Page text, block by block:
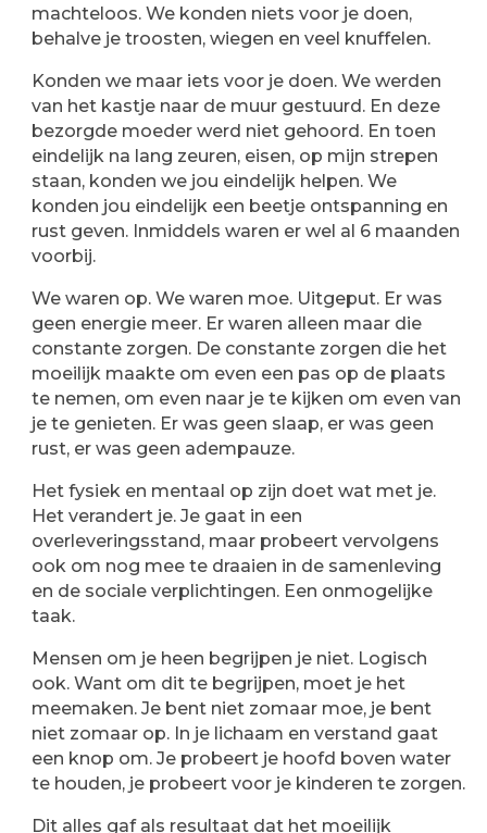
machteloos. We konden niets voor je doen,
behalve je troosten, wiegen en veel knuffelen.
Konden we maar iets voor je doen. We werden
van het kastje naar de muur gestuurd. En deze
bezorgde moeder werd niet gehoord. En toen
eindelijk na lang zeuren, eisen, op mijn strepen
staan, konden we jou eindelijk helpen. We
konden jou eindelijk een beetje ontspanning en
rust geven. Inmiddels waren er wel al 6 maanden
voorbij.
We waren op. We waren moe. Uitgeput. Er was
geen energie meer. Er waren alleen maar die
constante zorgen. De constante zorgen die het
moeilijk maakte om even een pas op de plaats
te nemen, om even naar je te kijken om even van
je te genieten. Er was geen slaap, er was geen
rust, er was geen adempauze.
Het fysiek en mentaal op zijn doet wat met je.
Het verandert je. Je gaat in een
overleveringsstand, maar probeert vervolgens
ook om nog mee te draaien in de samenleving
en de sociale verplichtingen. Een onmogelijke
taak.
Mensen om je heen begrijpen je niet. Logisch
ook. Want om dit te begrijpen, moet je het
meemaken. Je bent niet zomaar moe, je bent
niet zomaar op. In je lichaam en verstand gaat
een knop om. Je probeert je hoofd boven water
te houden, je probeert voor je kinderen te zorgen.
Dit alles gaf als resultaat dat het moeilijk